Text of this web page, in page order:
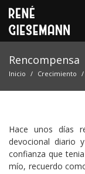
Rencompensa
Inicio Crecimiento
Hace unos días
devocional diario
confianza que
mío, recuerdo